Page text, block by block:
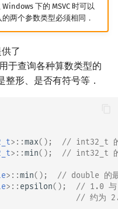
下的 MSVC 时可以
两个参数类型必须相同．
了
于查询各种算数类型的
形、是否有符号等．
>::max();
// int32_t
>::min(); // int32_t
>::min();
// double 的
>:: epsilon();
// 1.0 与
// 约为